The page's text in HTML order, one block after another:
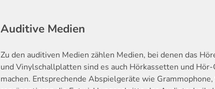
Auditive Medien
Zu den auditiven Medien zählen Medien, bei denen das
und Vinylschallplatten sind es auch Hörkassetten und
machen. Entsprechende Abspielgeräte wie